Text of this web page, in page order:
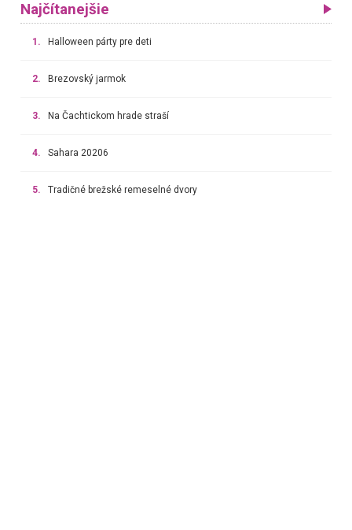
Najčítanejšie
1. Halloween párty pre deti
2. Brezovský jarmok
3. Na Čachtickom hrade straší
4. Sahara 20206
5. Tradičné brežské remeselné dvory